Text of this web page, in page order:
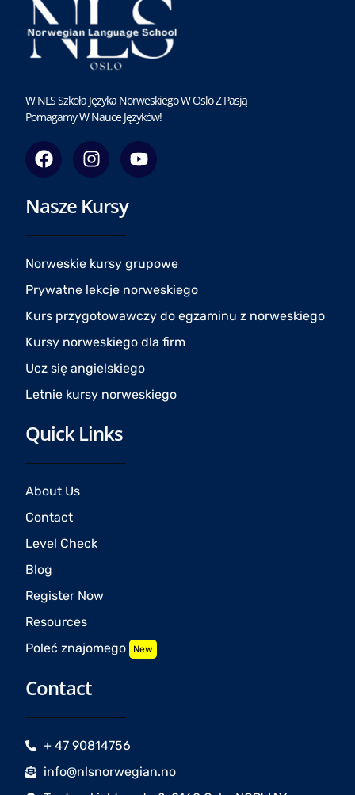
W NLS Szkoła Języka Norweskiego W Oslo Z Pasją
Pomagamy W Nauce Języków!
F
a
c
e
o
o
I
n
s
t
g
r
a
m
Y
o
u
e
Nasze Kursy
Norweskie kursy grupowe
Prywatne lekcje norweskiego
Kurs przygotowawczy do egzaminu z norweskiego
Kursy norweskiego dla firm
Ucz się angielskiego
Letnie kursy norweskiego
Quick Links
About Us
Contact
Level Check
Blog
Register Now
Resources
Poleć znajomego New
Contact
+ 47 90814756
info@nlsnorwegian.no